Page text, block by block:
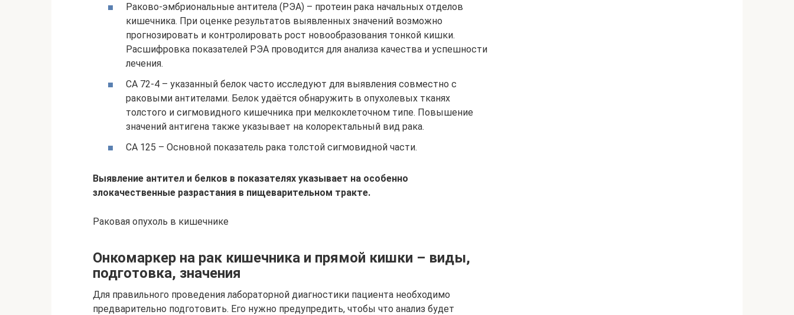
Раково-эмбриональные антитела (РЭА) – протеин рака начальных отделов
кишечника. При оценке результатов выявленных значений возможно
прогнозировать и контролировать рост новообразования тонкой кишки.
Расшифровка показателей РЭА проводится для анализа качества и успешности
лечения.
CA 72-4 – указанный белок часто исследуют для выявления совместно с
раковыми антителами. Белок удаётся обнаружить в опухолевых тканях
толстого и сигмовидного кишечника при мелкоклеточном типе. Повышение
значений антигена также указывает на колоректальный вид рака.
CA 125 – Основной показатель рака толстой сигмовидной части.
Выявление антител и белков в показателях указывает на особенно
злокачественные разрастания в пищеварительном тракте.
Раковая опухоль в кишечнике
Онкомаркер на рак кишечника и прямой кишки – виды,
подготовка, значения
Для правильного проведения лабораторной диагностики пациента необходимо
предварительно подготовить. Его нужно предупредить, чтобы что анализ будет